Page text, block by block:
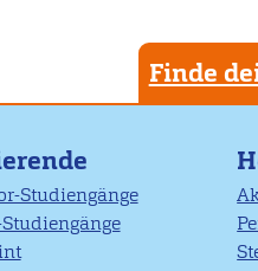
Finde
Studiengänge